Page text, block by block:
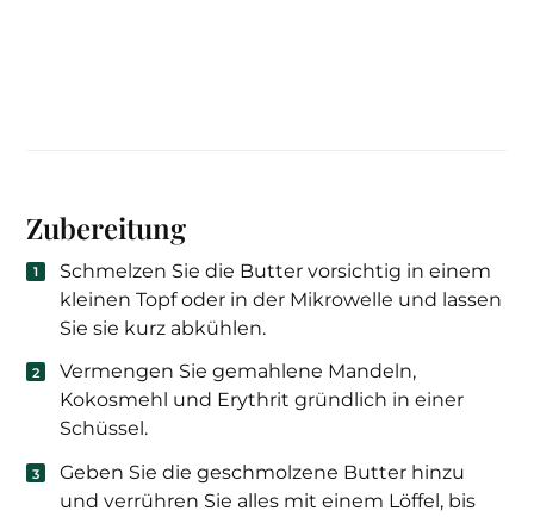
Zubereitung
Schmelzen Sie die Butter vorsichtig in einem
kleinen Topf oder in der Mikrowelle und lassen
Sie sie kurz abkühlen.
Vermengen Sie gemahlene Mandeln,
Kokosmehl und Erythrit gründlich in einer
Schüssel.
Geben Sie die geschmolzene Butter hinzu
und verrühren Sie alles mit einem Löffel, bis